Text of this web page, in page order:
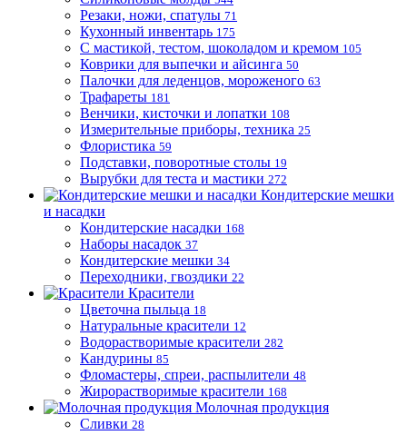
Резаки, ножи, спатулы 71
Кухонный инвентарь 175
С мастикой, тестом, шоколадом и кремом 105
Коврики для выпечки и айсинга 50
Палочки для леденцов, мороженого 63
Трафареты 181
Венчики, кисточки и лопатки 108
Измерительные приборы, техника 25
Флористика 59
Подставки, поворотные столы 19
Вырубки для теста и мастики 272
Кондитерские мешки
и насадки
Кондитерские насадки 168
Наборы насадок 37
Кондитерские мешки 34
Переходники, гвоздики 22
Красители
Цветочна пыльца 18
Натуральные красители 12
Водорастворимые красители 282
Кандурины 85
Фломастеры, спреи, распылители 48
Жирорастворимые красители 168
Молочная продукция
Сливки 28